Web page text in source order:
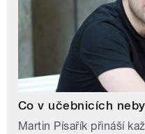
Co v učebnicích
Martin Písařík přináší